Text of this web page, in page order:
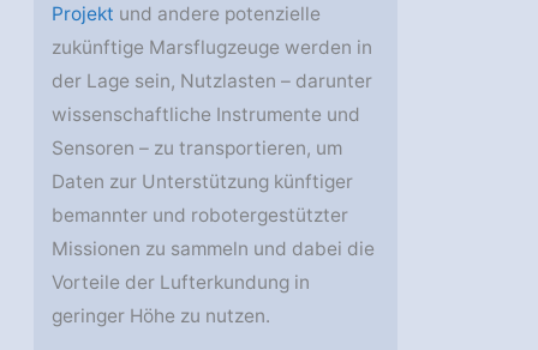
Projekt und andere potenzielle
zukünftige Marsflugzeuge werden in
der Lage sein, Nutzlasten – darunter
wissenschaftliche Instrumente und
Sensoren – zu transportieren, um
Daten zur Unterstützung künftiger
bemannter und robotergestützter
Missionen zu sammeln und dabei die
Vorteile der Lufterkundung in
geringer Höhe zu nutzen.